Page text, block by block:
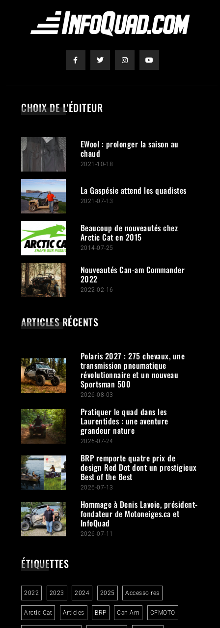
CHOIX DE L'ÉDITEUR
EWool : prolonger la saison au
chaud
2021-10-18
La Gaspésie attend les quadistes
2021-07-13
Beaucoup de nouveautés chez
Arctic Cat en 2015
2014-07-25
Nouveautés Can-am Commander
2022
2022-02-16
ARTICLES RÉCENTS
Polaris 2027 : 275 chevaux, une
transmission pneumatique
révolutionnaire et un nouveau
Sportsman 500
2026-08-03
Pratiquer le quad dans les
Laurentides : une aventure
grandeur nature
2026-07-24
BRP remporte quatre prix de
design Red Dot dont un prestigieux
Best of the Best
2026-07-13
Hommage à Denis Lavoie, président-
fondateur de Motoneiges.ca et
InfoQuad
2026-07-11
ÉTIQUETTES
2022 2023 2024 2025 Accessoires
Arctic Cat Articles BRP Can-Am CFMOTO